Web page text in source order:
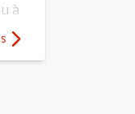
à
sur